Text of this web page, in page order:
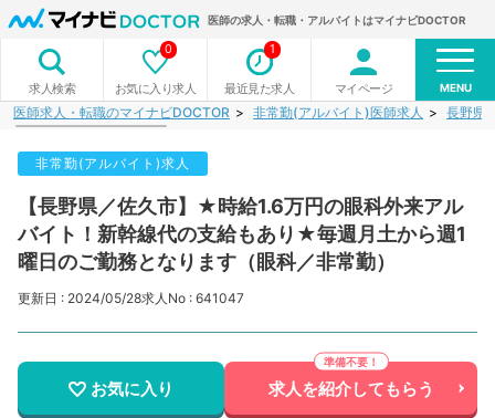
医師の求人・転職・アルバイトはマイナビDOCTOR
求人検索 お気に入り求人
0
最近見た求人
1
マイページ MENU
医師求人・転職のマイナビDOCTOR 非常勤(アルバイト)医師求人 長野県
非常勤(アルバイト)求人
【長野県／佐久市】★時給1.6万円の眼科外来アル
バイト！新幹線代の支給もあり★毎週月土から週1
曜日のご勤務となります（眼科／非常勤）
更新日 : 2024/05/28求人No : 641047
お気に入り 求人を紹介してもらう